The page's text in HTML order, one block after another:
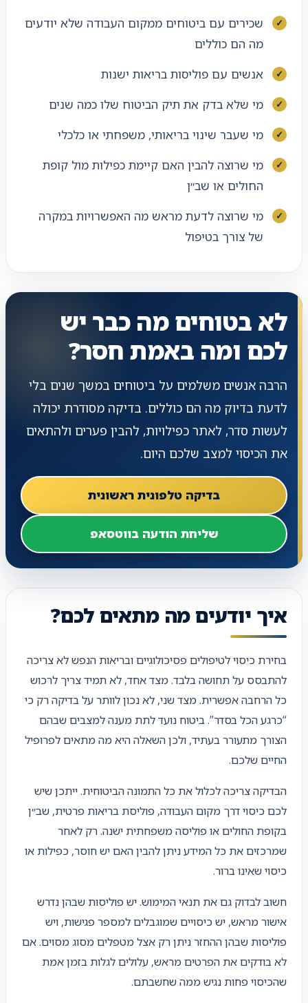
שכירים עם ביטוחים ממקום העבודה שלא יודעים
מה הם כוללים
אנשים עם פוליסות בריאות ישנות
מי שלא בדק את תיק הביטוח שלו כמה שנים
מי שעבר שינוי בריאותי, משפחתי או כלכלי
מי שרוצה להבין האם קיימת כפילות מול קופת
החולים או שב״ן
מי שרוצה לדעת מראש מה האפשרויות במקרה
של צורך בטיפול
לא בטוחים מה כבר יש
לכם ומה באמת חסר?
הרבה אנשים משלמים על ביטוחים במשך שנים בלי
לדעת בדיוק מה הם כוללים. בדיקה מסודרת יכולה
לעשות סדר, לאתר כפילויות, להבין פערים ולהתאים
את הכיסוי למצב שלכם היום.
בדיקה טלפונית ראשונית
שליחת הודעה בווטסאפ
איך יודעים מה מתאים לכם?
בחירת כיסוי לטיפולים פסיכולוגיים ובריאות הנפש לא צריכה
להתבסס על תחושה בלבד. מצד אחד, לא תמיד צריך לרכוש
כל הרחבה אפשרית. מצד שני, לא נכון לוותר על בדיקה רק כי
“כרגע הכל בסדר”. ביטוח נועד לתת מענה למצבים שבהם
הצורך מתעורר בעתיד, ולכן השאלה היא מה מתאים לפרופיל
החיים שלכם.
הבדיקה צריכה לכלול את כל התמונה הביטוחית. ייתכן שיש
לכם כיסוי דרך מקום העבודה, פוליסת בריאות פרטית, שב״ן
בקופת החולים או פוליסה משפחתית ישנה. רק לאחר
שמרכזים את כל המידע ניתן להבין האם יש חוסר, כפילות או
כיסוי שאינו ברור.
חשוב לבדוק גם את תנאי המימוש. יש פוליסות שבהן נדרש
אישור מראש, יש כיסויים שמוגבלים למספר פגישות, ויש
פוליסות שבהן ההחזר ניתן רק אצל מטפלים מסוג מסוים. אם
לא בודקים את הפרטים מראש, עלולים לגלות בזמן אמת
שהכיסוי פחות נגיש ממה שחשבתם.